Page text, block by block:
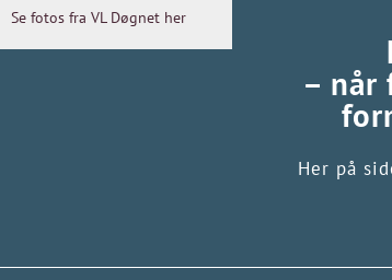
Se fotos fra VL Døgnet her
– når
Her på